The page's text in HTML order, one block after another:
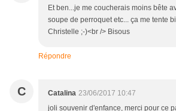
Et ben...je me coucherais moins bête
soupe de perroquet etc... ça me tente
Christelle ;-)<br /> Bisous
Répondre
C Catalina 23/06/2017 10:47
joli souvenir d'enfance, merci pour ce